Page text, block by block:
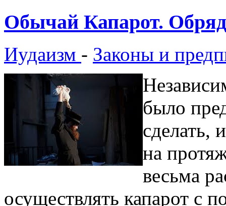
Обычай Капарот.
Иудаизм - Законы и
было
сделать,
на
весьма
осуществлять капарот с